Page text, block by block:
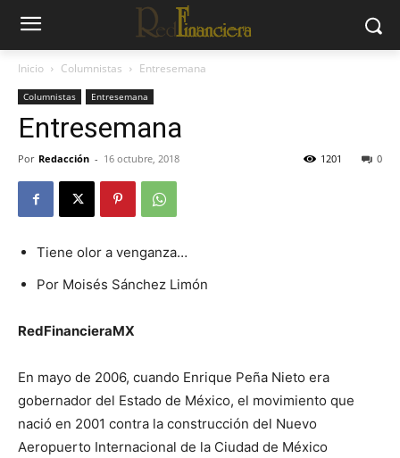
Inicio Columnistas Entresemana
Columnistas Entresemana
Entresemana
Por Redacción - 16 octubre, 2018 0
1201
Tiene olor a venganza…
Por Moisés Sánchez Limón
RedFinancieraMX
En mayo de 2006, cuando Enrique Peña Nieto era
gobernador del Estado de México, el movimiento que
nació en 2001 contra la construcción del Nuevo
Aeropuerto Internacional de la Ciudad de México